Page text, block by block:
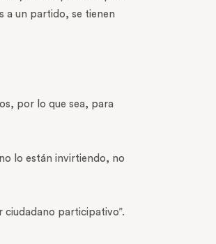
a un partido, se tienen
por lo que sea, para
lo están invirtiendo, no
ciudadano participativo”.